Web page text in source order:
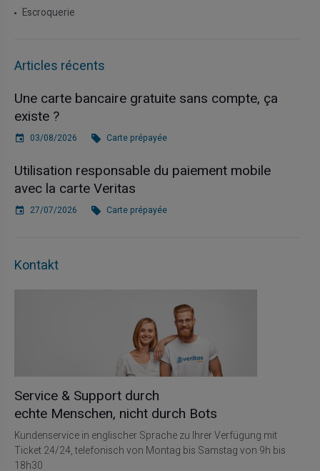
Escroquerie
Articles récents
Une carte bancaire gratuite sans compte, ça
existe ?
03/08/2026 Carte prépayée
Utilisation responsable du paiement mobile
avec la carte Veritas
27/07/2026 Carte prépayée
Kontakt
Service & Support durch
echte Menschen, nicht durch Bots
Kundenservice in englischer Sprache zu Ihrer Verfügung mit
Ticket 24/24, telefonisch von Montag bis Samstag von 9h bis
18h30